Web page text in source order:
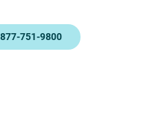
877-751-9800